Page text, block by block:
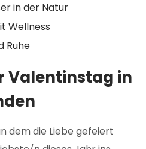
in der Natur
Wellness
Ruhe
Valentinstag in
dem die Liebe gefeiert